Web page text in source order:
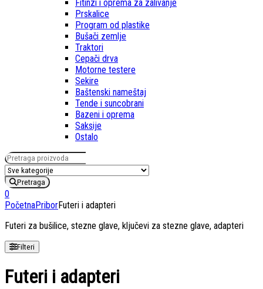
Fitinzi i oprema za zalivanje
Prskalice
Program od plastike
Bušači zemlje
Traktori
Cepači drva
Motorne testere
Sekire
Baštenski nameštaj
Tende i suncobrani
Bazeni i oprema
Saksije
Ostalo
Pretraga za:
Pretraga
0
PočetnaPriborFuteri i adapteri
Futeri za bušilice, stezne glave, ključevi za stezne glave, adapteri
Filteri
Futeri i adapteri